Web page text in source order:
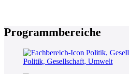
Programmbereiche
Politik, Gesellschaft, Umwelt